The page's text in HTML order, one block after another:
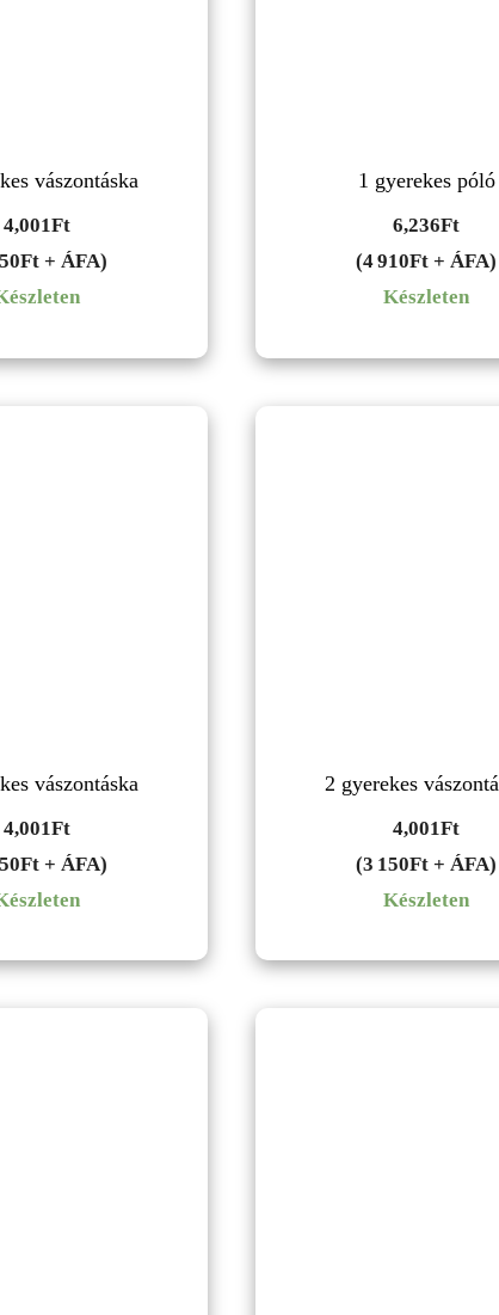
vászontáska
4,001Ft
+ ÁFA)
1 gyerekes póló
6,236Ft
(4 910Ft + ÁFA)
Készleten
vászontáska
4,001Ft
+ ÁFA)
2 gyerekes
4,001Ft
(3 150Ft + ÁFA)
Készleten